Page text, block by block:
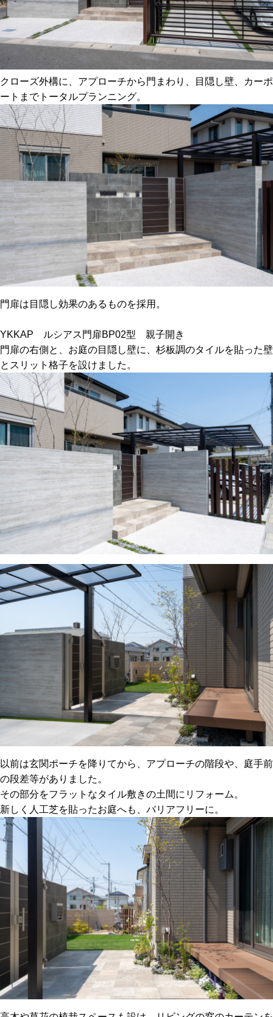
クローズ外構に、アプローチから門まわり、目隠し壁、カーポ
ートまでトータルプランニング。
門扉は目隠し効果のあるものを採用。
YKKAP ルシアス門扉BP02型 親子開き
門扉の右側と、お庭の目隠し壁に、杉板調のタイルを貼った壁
とスリット格子を設けました。
以前は玄関ポーチを降りてから、アプローチの階段や、庭手前
の段差等がありました。
その部分をフラットなタイル敷きの土間にリフォーム。
新しく人工芝を貼ったお庭へも、バリアフリーに。